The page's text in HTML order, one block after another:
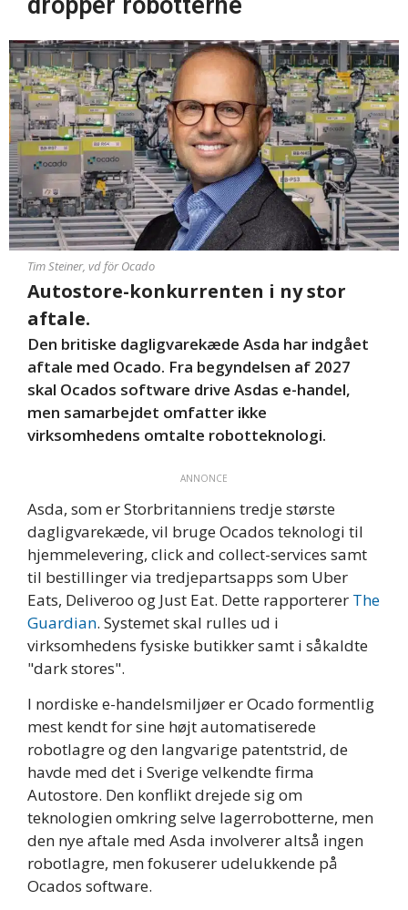
Tim Steiner, vd för Ocado
Autostore-konkurrenten i ny stor
aftale.
Den britiske dagligvarekæde Asda har indgået
aftale med Ocado. Fra begyndelsen af 2027
skal Ocados software drive Asdas e-handel,
men samarbejdet omfatter ikke
virksomhedens omtalte robotteknologi.
ANNONCE
Asda, som er Storbritanniens tredje største
dagligvarekæde, vil bruge Ocados teknologi til
hjemmelevering, click and collect-services samt
til bestillinger via tredjepartsapps som Uber
Eats, Deliveroo og Just Eat. Dette rapporterer The
Guardian. Systemet skal rulles ud i
virksomhedens fysiske butikker samt i såkaldte
"dark stores".
I nordiske e-handelsmiljøer er Ocado formentlig
mest kendt for sine højt automatiserede
robotlagre og den langvarige patentstrid, de
havde med det i Sverige velkendte firma
Autostore. Den konflikt drejede sig om
teknologien omkring selve lagerrobotterne, men
den nye aftale med Asda involverer altså ingen
robotlagre, men fokuserer udelukkende på
Ocados software.